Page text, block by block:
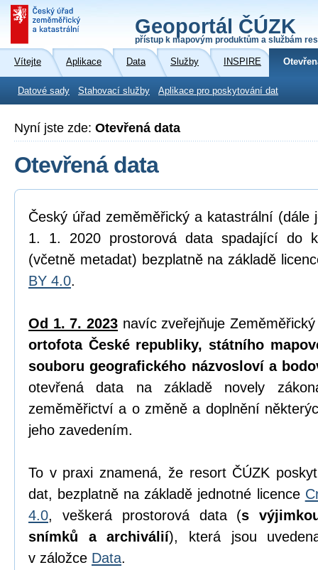
Geoportál ČÚZK
přístup k mapovým produktům a službám
Vítejte Aplikace Data Služby INSPIRE
Datové sady Stahovací služby Aplikace pro poskytování dat
Nyní jste zde: Otevřená data
Otevřená data
Český úřad zeměměřický a katastrální (dále
1. 1. 2020 prostorová data spadající do
(včetně metadat) bezplatně na základě
BY 4.0.
Od 1. 7. 2023 navíc zveřejňuje
ortofota České republiky, státního
souboru geografického názvosloví a
otevřená data na základě novely
zeměměřictví a o změně a doplnění
jeho zavedením.
To v praxi znamená, že resort ČÚZK
dat, bezplatně na základě jednotné licence
4.0, veškerá prostorová data (s
snímků a archiválií), která jsou
v záložce Data.